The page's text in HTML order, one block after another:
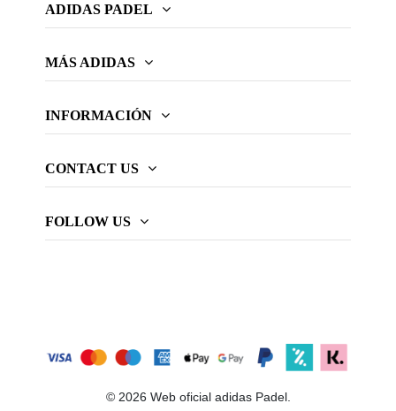
ADIDAS PADEL
MÁS ADIDAS
INFORMACIÓN
CONTACT US
FOLLOW US
© 2026 Web oficial adidas Padel.